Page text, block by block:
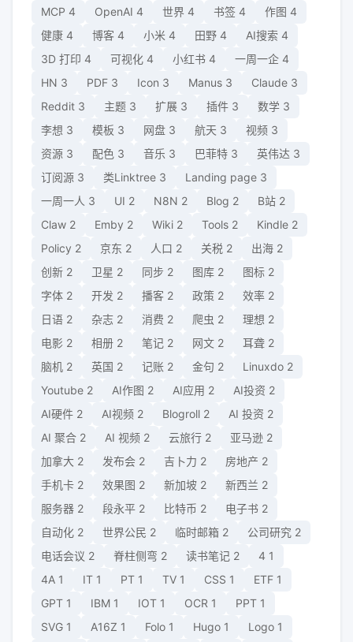
MCP 4 OpenAI 4 世界 4 书签 4 作图 4
健康 4 博客 4 小米 4 田野 4 AI搜索 4
3D 打印 4 可视化 4 小红书 4 一周一企 4
HN 3 PDF 3 Icon 3 Manus 3 Claude 3
Reddit 3 主题 3 扩展 3 插件 3 数学 3
李想 3 模板 3 网盘 3 航天 3 视频 3
资源 3 配色 3 音乐 3 巴菲特 3 英伟达 3
订阅源 3 类Linktree 3 Landing page 3
一周一人 3 UI 2 N8N 2 Blog 2 B站 2
Claw 2 Emby 2 Wiki 2 Tools 2 Kindle 2
Policy 2 京东 2 人口 2 关税 2 出海 2
创新 2 卫星 2 同步 2 图库 2 图标 2
字体 2 开发 2 播客 2 政策 2 效率 2
日语 2 杂志 2 消费 2 爬虫 2 理想 2
电影 2 相册 2 笔记 2 网文 2 耳聋 2
脑机 2 英国 2 记账 2 金句 2 Linuxdo 2
Youtube 2 AI作图 2 AI应用 2 AI投资 2
AI硬件 2 AI视频 2 Blogroll 2 AI 投资 2
AI 聚合 2 AI 视频 2 云旅行 2 亚马逊 2
加拿大 2 发布会 2 吉卜力 2 房地产 2
手机卡 2 效果图 2 新加坡 2 新西兰 2
服务器 2 段永平 2 比特币 2 电子书 2
自动化 2 世界公民 2 临时邮箱 2 公司研究 2
电话会议 2 脊柱侧弯 2 读书笔记 2 4 1
4A 1 IT 1 PT 1 TV 1 CSS 1 ETF 1
GPT 1 IBM 1 IOT 1 OCR 1 PPT 1
SVG 1 A16Z 1 Folo 1 Hugo 1 Logo 1